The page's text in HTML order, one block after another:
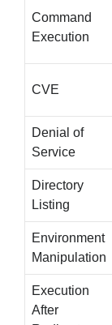
Command
Execution
CVE
Denial of
Service
Directory
Listing
Environment
Manipulation
Execution
After